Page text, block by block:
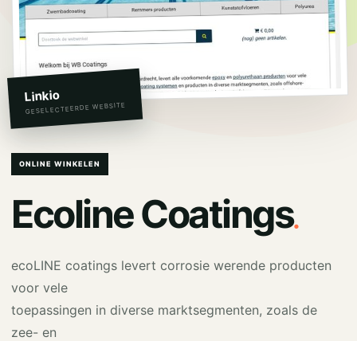
Linkio
GESELECTEERDE WEBSITE
ONLINE WINKELEN
Ecoline Coatings.
ecoLINE coatings levert corrosie werende producten
voor vele
toepassingen in diverse marktsegmenten, zoals de
zee- en